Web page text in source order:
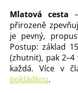
Mlatová cesta
přirozeně
je pevný,
Postup: základ
(zhutnit), pak
každá. Více v
pokládkou.